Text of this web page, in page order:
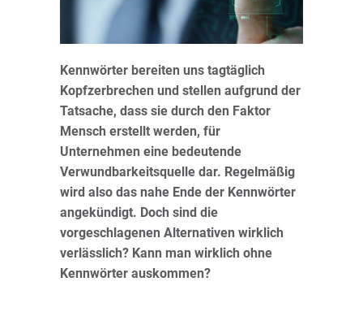
Kennwörter bereiten uns tagtäglich
Kopfzerbrechen und stellen aufgrund der
Tatsache, dass sie durch den Faktor
Mensch erstellt werden, für
Unternehmen eine bedeutende
Verwundbarkeitsquelle dar. Regelmäßig
wird also das nahe Ende der Kennwörter
angekündigt. Doch sind die
vorgeschlagenen Alternativen wirklich
verlässlich? Kann man wirklich ohne
Kennwörter auskommen?